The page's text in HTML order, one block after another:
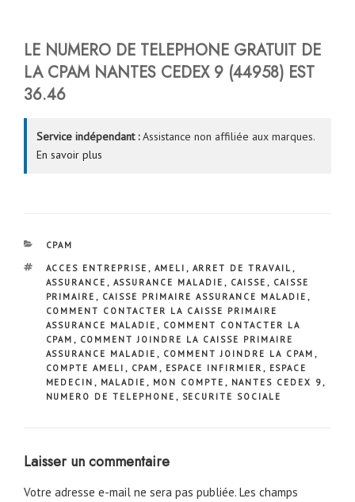
LE NUMERO DE TELEPHONE GRATUIT DE
LA CPAM NANTES CEDEX 9 (44958) EST
36.46
Service indépendant :Assistance non affiliée aux marques.
En savoir plus
CATÉGORIES
CPAM
ÉTIQUETTES
ACCES ENTREPRISE , AMELI , ARRET DE TRAVAIL ,
ASSURANCE , ASSURANCE MALADIE , CAISSE , CAISSE
PRIMAIRE , CAISSE PRIMAIRE ASSURANCE MALADIE ,
COMMENT CONTACTER LA CAISSE PRIMAIRE
ASSURANCE MALADIE , COMMENT CONTACTER LA
CPAM , COMMENT JOINDRE LA CAISSE PRIMAIRE
ASSURANCE MALADIE , COMMENT JOINDRE LA CPAM ,
COMPTE AMELI , CPAM , ESPACE INFIRMIER , ESPACE
MEDECIN , MALADIE , MON COMPTE , NANTES CEDEX 9,
NUMERO DE TELEPHONE , SECURITE SOCIALE
Laisser un commentaire
Votre adresse e-mail ne sera pas publiée. Les champs